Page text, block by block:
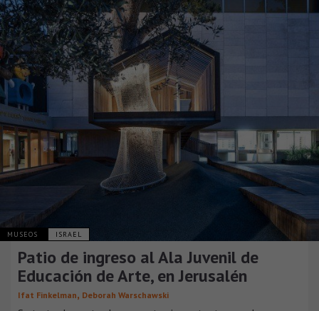
MUSEOS ISRAEL
Patio de ingreso al Ala Juvenil de
Educación de Arte, en Jerusalén
Ifat Finkelman, Deborah Warschawski